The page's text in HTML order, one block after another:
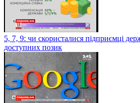
5, 7, 9: чи скористалися підприємці
доступних позик